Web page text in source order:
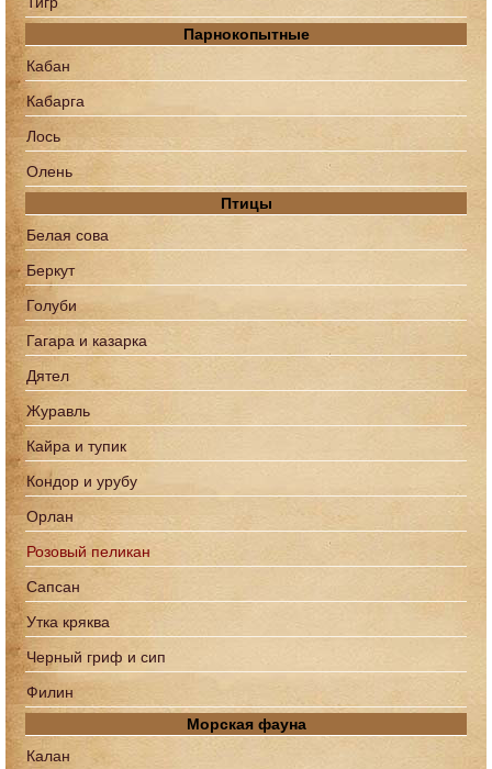
Парнокопытные
Кабан
Кабарга
Лось
Олень
Птицы
Белая сова
Беркут
Голуби
Гагара и казарка
Дятел
Журавль
Кайра и тупик
Кондор и урубу
Орлан
Розовый пеликан
Сапcан
Утка кряква
Черный гриф и сип
Филин
Морская фауна
Калан